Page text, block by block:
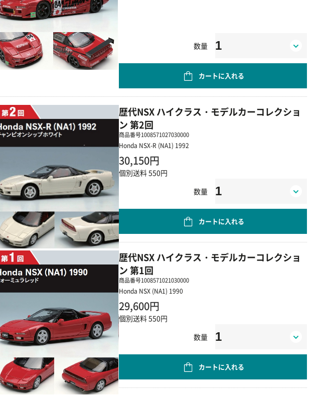
数量
カートに入れる
歴代NSX ハイクラス・モデルカーコレクショ
ン 第2回
商品番号1008571027030000
Honda NSX-R (NA1) 1992
30,150円
個別送料 550円
数量
カートに入れる
歴代NSX ハイクラス・モデルカーコレクショ
ン 第1回
商品番号1008571021030000
Honda NSX (NA1) 1990
29,600円
個別送料 550円
数量
カートに入れる